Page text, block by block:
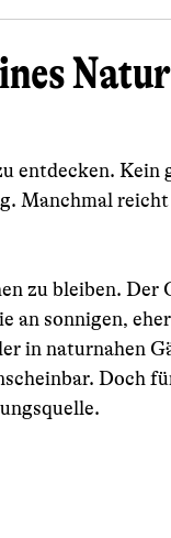
entdecken. Kein
Manchmal
zu bleiben. Der
an sonnigen,
in naturnahen
Doch